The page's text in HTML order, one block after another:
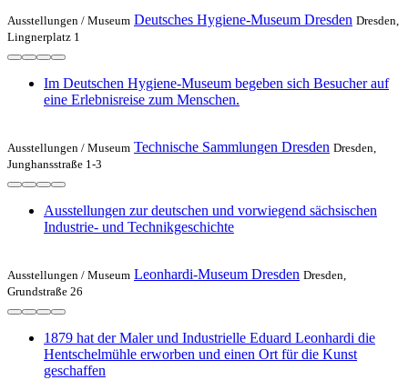
Ausstellungen / Museum Deutsches Hygiene-Museum Dresden Dresden,
Lingnerplatz 1
Im Deutschen Hygiene-Museum begeben sich Besucher auf
eine Erlebnisreise zum Menschen.
Ausstellungen / Museum Technische Sammlungen Dresden Dresden,
Junghansstraße 1-3
Ausstellungen zur deutschen und vorwiegend sächsischen
Industrie- und Technikgeschichte
Ausstellungen / Museum Leonhardi-Museum Dresden Dresden,
Grundstraße 26
1879 hat der Maler und Industrielle Eduard Leonhardi die
Hentschelmühle erworben und einen Ort für die Kunst
geschaffen